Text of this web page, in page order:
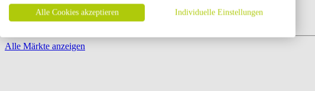
Seite {{ pagination.page }} von {{ pagination.pageCount }}
Alle Märkte anzeigen
Alle Cookies akzeptieren Individuelle Einstellungen